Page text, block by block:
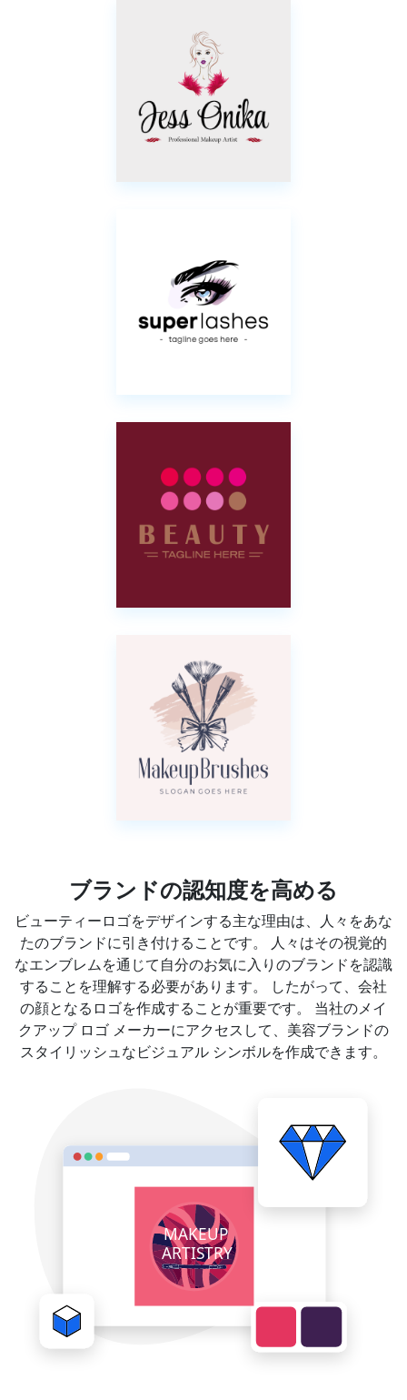
ブランドの認知度を高める
ビューティーロゴをデザインする主な理由は、人々をあな
たのブランドに引き付けることです。 人々はその視覚的
なエンブレムを通じて自分のお気に入りのブランドを認識
することを理解する必要があります。 したがって、会社
の顔となるロゴを作成することが重要です。 当社のメイ
クアップ ロゴ メーカーにアクセスして、美容ブランドの
スタイリッシュなビジュアル シンボルを作成できます。